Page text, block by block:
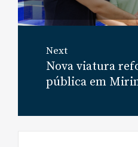
Next
Next
post:
Nova viatura
pública em